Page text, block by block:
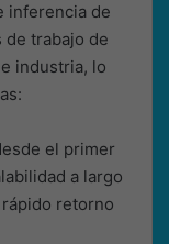
inferencia de
de trabajo de
industria, lo
el primer
a largo
retorno